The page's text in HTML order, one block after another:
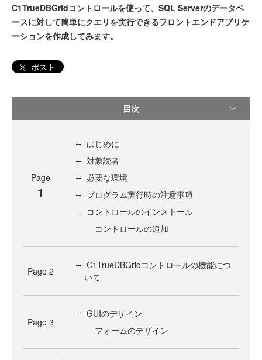
C1TrueDBGridコントロールを使って、SQL Serverのデータベ
ースに対して簡単にクエリを実行できるフロントエンドアプリケ
ーションを作成してみます。
ポスト
目次
Page
1
はじめに
対象読者
必要な環境
プログラム実行時の注意事項
コントロールのインストール
コントロールの追加
Page 2
C1TrueDBGridコントロールの機能につ
いて
Page 3
GUIのデザイン
フォームのデザイン